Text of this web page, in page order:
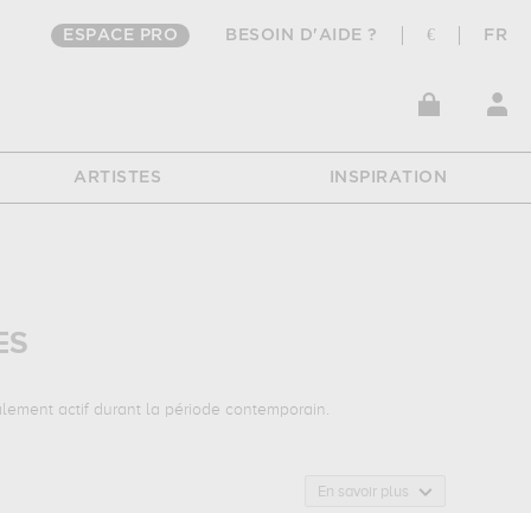
ESPACE PRO BESOIN D'AIDE ? € FR
ARTISTES INSPIRATION
actif durant la période contemporain.
En savoir plus